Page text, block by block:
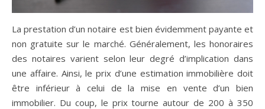
La prestation d’un notaire est bien évidemment payante et
non gratuite sur le marché. Généralement, les honoraires
des notaires varient selon leur degré d’implication dans
une affaire. Ainsi, le prix d’une estimation immobilière doit
être inférieur à celui de la mise en vente d’un bien
immobilier. Du coup, le prix tourne autour de 200 à 350